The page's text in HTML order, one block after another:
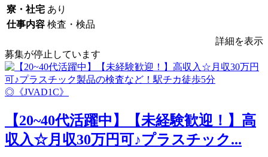
寮・社宅 あり
仕事内容 検査・検品
詳細を表示
募集が停止しています
【20~40代活躍中】【未経験歓迎！】高
収入☆月収30万円可♪プラスチック...